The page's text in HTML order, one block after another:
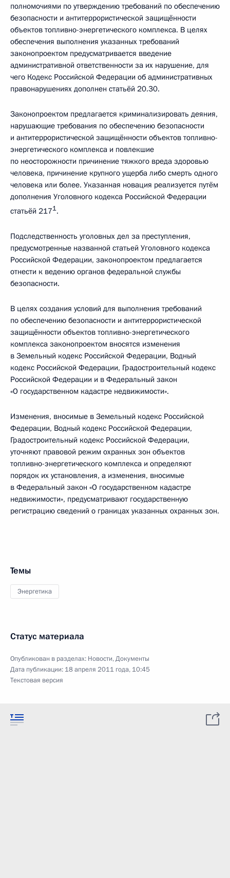
полномочиями по утверждению требований по обеспечению
безопасности и антитеррористической защищённости
объектов топливно-энергетического комплекса. В целях
обеспечения выполнения указанных требований
законопроектом предусматривается введение
административной ответственности за их нарушение, для
чего Кодекс Российской Федерации об административных
правонарушениях дополнен статьёй 20.30.
Законопроектом предлагается криминализировать деяния,
нарушающие требования по обеспечению безопасности
и антитеррористической защищённости объектов топливно-
энергетического комплекса и повлекшие
по неосторожности причинение тяжкого вреда здоровью
человека, причинение крупного ущерба либо смерть одного
человека или более. Указанная новация реализуется путём
дополнения Уголовного кодекса Российской Федерации
статьёй 2171.
Подследственность уголовных дел за преступления,
предусмотренные названной статьей Уголовного кодекса
Российской Федерации, законопроектом предлагается
отнести к ведению органов федеральной службы
безопасности.
В целях создания условий для выполнения требований
по обеспечению безопасности и антитеррористической
защищённости объектов топливно-энергетического
комплекса законопроектом вносятся изменения
в Земельный кодекс Российской Федерации, Водный
кодекс Российской Федерации, Градостроительный кодекс
Российской Федерации и в Федеральный закон
«О государственном кадастре недвижимости».
Изменения, вносимые в Земельный кодекс Российской
Федерации, Водный кодекс Российской Федерации,
Градостроительный кодекс Российской Федерации,
уточняют правовой режим охранных зон объектов
топливно-энергетического комплекса и определяют
порядок их установления, а изменения, вносимые
в Федеральный закон «О государственном кадастре
недвижимости», предусматривают государственную
регистрацию сведений о границах указанных охранных зон.
Темы
Энергетика
Статус материала
Опубликован в разделах: Новости,Документы
Дата публикации: 18 апреля 2011 года, 10:45
Текстовая версия